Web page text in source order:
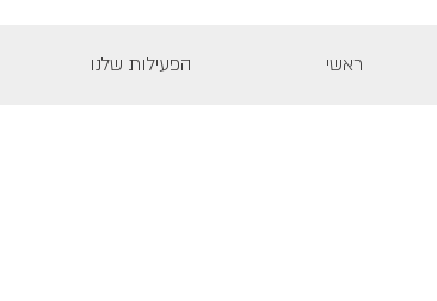
ראשי הפעילות שלנו